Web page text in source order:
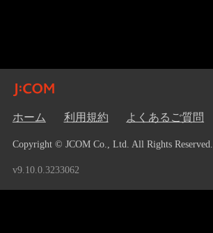
ホーム 利用規約 よくあるご質問
Copyright © JCOM Co., Ltd. All Rights Reserved.
v9.10.0.3233062